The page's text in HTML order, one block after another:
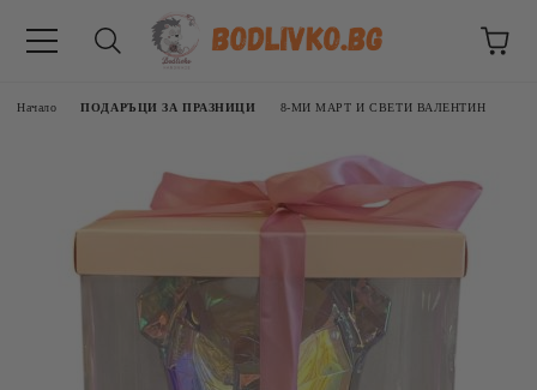
Начало ПОДАРЪЦИ ЗА ПРАЗНИЦИ 8-МИ МАРТ И СВЕТИ ВАЛЕНТИН